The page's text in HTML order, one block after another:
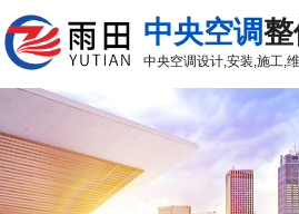
中央空调
中央空调设计,安装,施工,